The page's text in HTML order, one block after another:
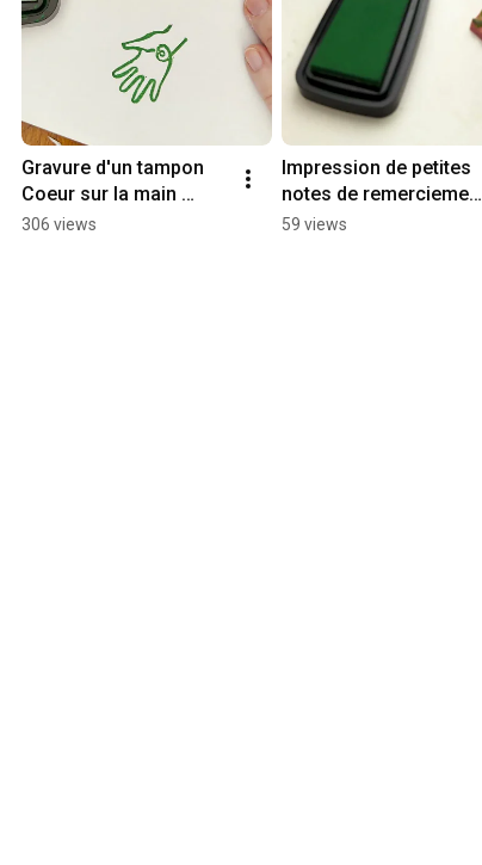
Gravure d'un tampon
Coeur sur la main
#hinodewashi
306 views
Impression de petites
notes de remerciement
à glisser dans vos
59 views